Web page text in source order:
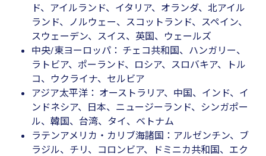
ド、アイルランド、イタリア、オランダ、北アイル
ランド、ノルウェー、スコットランド、スペイン、
スウェーデン、スイス、英国、ウェールズ
中央/東ヨーロッパ： チェコ共和国、ハンガリー、
ラトビア、ポーランド、ロシア、スロバキア、トル
コ、ウクライナ、セルビア
アジア太平洋： オーストラリア、中国、インド、イ
ンドネシア、日本、ニュージーランド、シンガポー
ル、韓国、台湾、タイ、ベトナム
ラテンアメリカ・カリブ海諸国：アルゼンチン、ブ
ラジル、チリ、コロンビア、ドミニカ共和国、エク